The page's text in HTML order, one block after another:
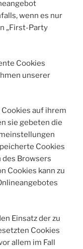
wenn es nur
„First-Party
Cookies
unserer
auf ihrem
sie gebeten die
Cookies
Browsers
Cookies kann zu
Einsatz der zu
Cookies
allem im Fall